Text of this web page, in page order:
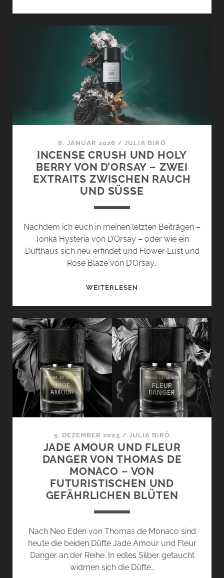
ZAUBER
INNE
6. JANUAR 2026 /JULIA BIRÓ
INCENSE CRUSH UND HOLY
BERRY VON D’ORSAY – ZWEI
EXTRAITS ZWISCHEN RAUCH
UND SÜSSE
Nachdem ich euch in meinen letzten Beiträgen –
Tonka Hysteria von D’Orsay – oder wie ein
Dufthaus sich neu erfindet und Flower Lust und
Rose Blaze von D’Orsay…
WEITERLESEN
HOLY
BERRY
VON
D’ORSAY
–
ZWEI
EXTRAITS
ZWISCHEN
RAUCH
SÜSSE
5. DEZEMBER 2025 / JULIA BIRÓ
JADE AMOUR UND FLEUR
DANGER VON THOMAS DE
MONACO – VON
FUTURISTISCHEN UND
GEFÄHRLICHEN BLÜTEN
Nach Neo Eden von Thomas de Monaco sind
heute die beiden Düfte Jade Amour und Fleur
Danger an der Reihe. In edles Silber getaucht
widmen sich die Düfte…